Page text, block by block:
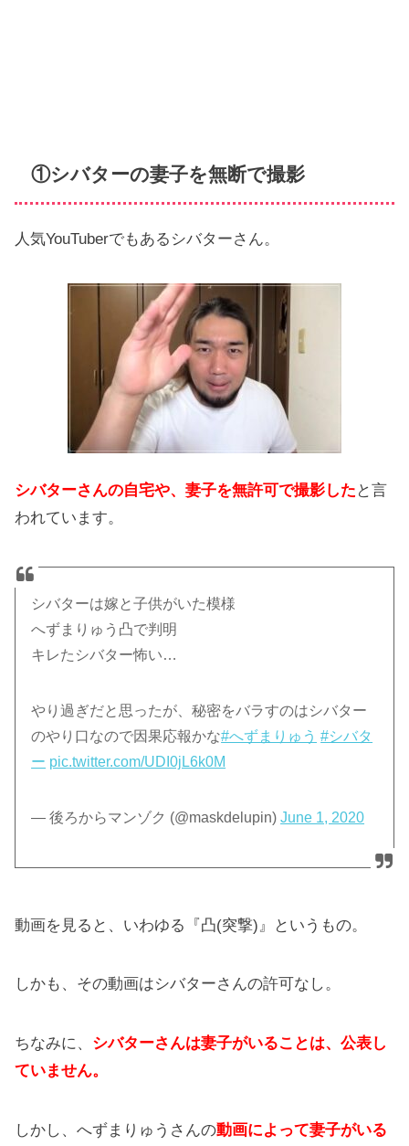
①シバターの妻子を無断で撮影
人気YouTuberでもあるシバターさん。
シバターさんの自宅や、妻子を無許可で撮影した と言
われています。
シバターは嫁と子供がいた模様
へずまりゅう凸で判明
キレたシバター怖い…
やり過ぎだと思ったが、秘密をバラすのはシバター
のやり口なので因果応報かな#へずまりゅう #シバタ
ー pic.twitter.com/UDI0jL6k0M
— 後ろからマンゾク (@maskdelupin)June 1, 2020
動画を見ると、いわゆる『凸(突撃)』というもの。
しかも、その動画はシバターさんの許可なし。
ちなみに、 シバターさんは妻子がいることは、公表し
ていません。
しかし、へずまりゅうさんの動画によって妻子がいる